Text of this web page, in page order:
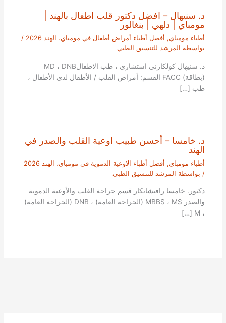
د. سنيهال – افضل دكتور قلب اطفال بالهند |
مومباي | دلهي | بنغالور
أطباء مومباي, أفضل أطباء أمراض أطفال في مومباي، الهند 2026
/
بواسطة المرشد للتنسيق الطبي
د. سنيهال كولكارني استشاري ، طب الاطفالMD ، DNB
(بطاقة) FACC القسم: أمراض القلب / الأطفال لدى الأطفال ،
طب […]
د. خامسا – أحسن طبيب اوعية القلب والصدر في
الهند
أطباء مومباي, أفضل أطباء الاوعية الدموية في مومباي، الهند 2026
/ بواسطة المرشد للتنسيق الطبي
دكتور. خامسا رافيشانكار قسم جراحة القلب والأوعية الدموية
والصدر MBBS ، MS (الجراحة العامة) ، DNB (الجراحة العامة)
، M […]